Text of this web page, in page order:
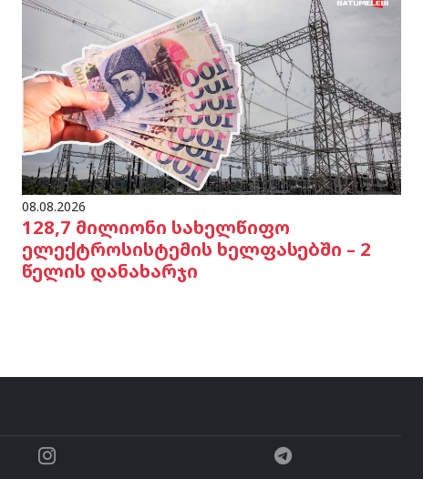
08.08.2026
128,7 მილიონი სახელწიფო
ელექტროსისტემის ხელფასებში – 2
წელის დანახარჯი